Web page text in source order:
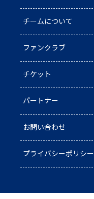
お知らせ
試合情報
普及活動
ACADEMY
D1/D2入替戦
ホストゲーム最終
第6戦ホストゲーム
青鮫祭り2026
第4戦ホストゲーム
第3戦ホストゲーム
チームについて
チーム情報
チームの歴史
ホストのご案内
ファンクラブ
チケット
パートナー
パートナー一覧
パートナー募集
お問い合わせ
プライバシーポリシー